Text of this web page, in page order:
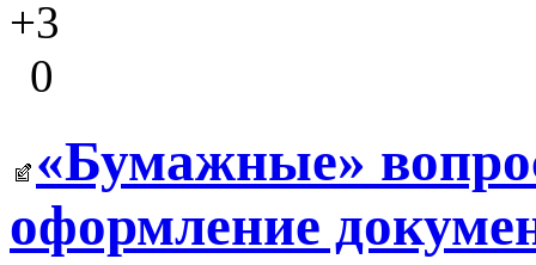
+3
0
«Бумажные»
оформление